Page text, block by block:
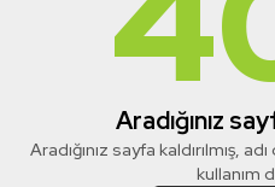
Aradığınız
Aradığınız sayfa kaldırılmış,
kullanım